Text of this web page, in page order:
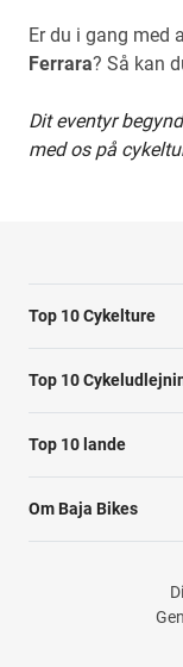
Er du i gang med
Ferrara? Så kan
Dit eventyr
med os på
Top 10 Cykelture
Cykeltur i
Cykeltur i Berlin:
Tur til Paris:
Rom højdepunkter
Cykeltur til
Cykeltur til
Cykeltur til Firenzes
Top 10
Barcelona
Berlin Cykeludlejning
Paris Cykeludlejning
Valencia
Cykeludlejning i
Top 10 lande
Cykelture i Holland
Cykelture i Portugal
Om Baja Bikes